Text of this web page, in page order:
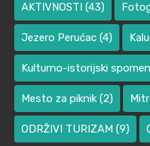
AKTIVNOSTI (43)
Jezero Perućac (4)
Kulturno-istorijski
Mesto za piknik (2)
ODRŽIVI TURIZAM (9)